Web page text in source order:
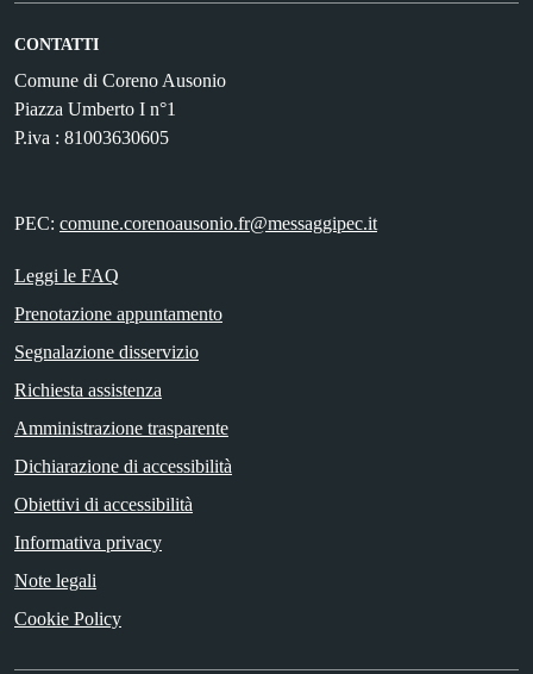
CONTATTI
Comune di Coreno Ausonio
Piazza Umberto I n°1
P.iva : 81003630605
PEC: comune.corenoausonio.fr@messaggipec.it
Leggi le FAQ
Prenotazione appuntamento
Segnalazione disservizio
Richiesta assistenza
Amministrazione trasparente
Dichiarazione di accessibilità
Obiettivi di accessibilità
Informativa privacy
Note legali
Cookie Policy